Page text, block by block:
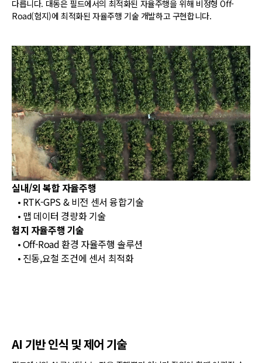
다릅니다. 대동은 필드에서의 최적화된 자율주행을 위해 비정형 Off-
Road(험지)에 최적화된 자율주행 기술 개발하고 구현합니다.
실내/외 복합 자율주행
• RTK-GPS & 비전 센서 융합기술
• 맵 데이터 경량화 기술
험지 자율주행 기술
• Off-Road 환경 자율주행 솔루션
• 진동,요철 조건에 센서 최적화
AI 기반 인식 및 제어 기술